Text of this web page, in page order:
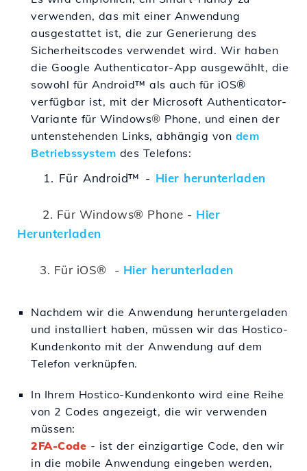
verwenden, das mit einer Anwendung
ausgestattet ist, die zur Generierung des
Sicherheitscodes verwendet wird. Wir haben
die Google Authenticator-App ausgewählt, die
sowohl für Android™ als auch für iOS®
verfügbar ist, mit der Microsoft Authenticator-
Variante für Windows® Phone, und einen der
untenstehenden Links, abhängig von dem
Betriebssystem des Telefons:
1. Für Android™ - Hier herunterladen
2. Für Windows® Phone - Hier
Herunterladen
3. Für iOS® - Hier herunterladen
Nachdem wir die Anwendung heruntergeladen
und installiert haben, müssen wir das Hostico-
Kundenkonto mit der Anwendung auf dem
Telefon verknüpfen.
In Ihrem Hostico-Kundenkonto wird eine Reihe
von 2 Codes angezeigt, die wir verwenden
müssen:
2FA-Code - ist der einzigartige Code, den wir
in die mobile Anwendung eingeben werden,